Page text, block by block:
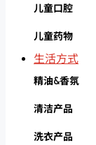
儿童口腔
儿童药物
生活方式
精油&香氛
清洁产品
洗衣产品